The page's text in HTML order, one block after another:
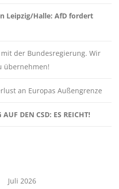
Leipzig/Halle: AfD fordert
der Bundesregierung. Wir
übernehmen!
an Europas Außengrenze
DEN CSD: ES REICHT!
Juli 2026